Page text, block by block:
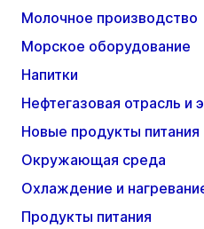
Молочное производство
Морское оборудование
Напитки
Нефтегазовая отрасль и
Новые продукты питания
Окружающая среда
Охлаждение и
Продукты питания